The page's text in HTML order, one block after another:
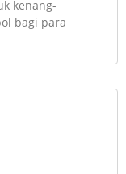
kenang-
bagi para